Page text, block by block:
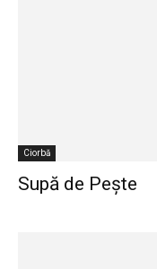
Ciorbă
Supă de Pește